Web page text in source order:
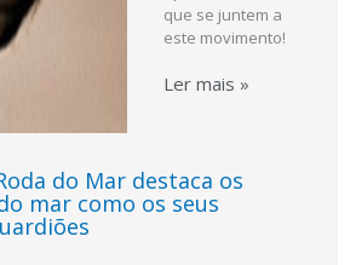
que se juntem a
este movimento!
Ler mais »
do Mar destaca os
mar como os seus